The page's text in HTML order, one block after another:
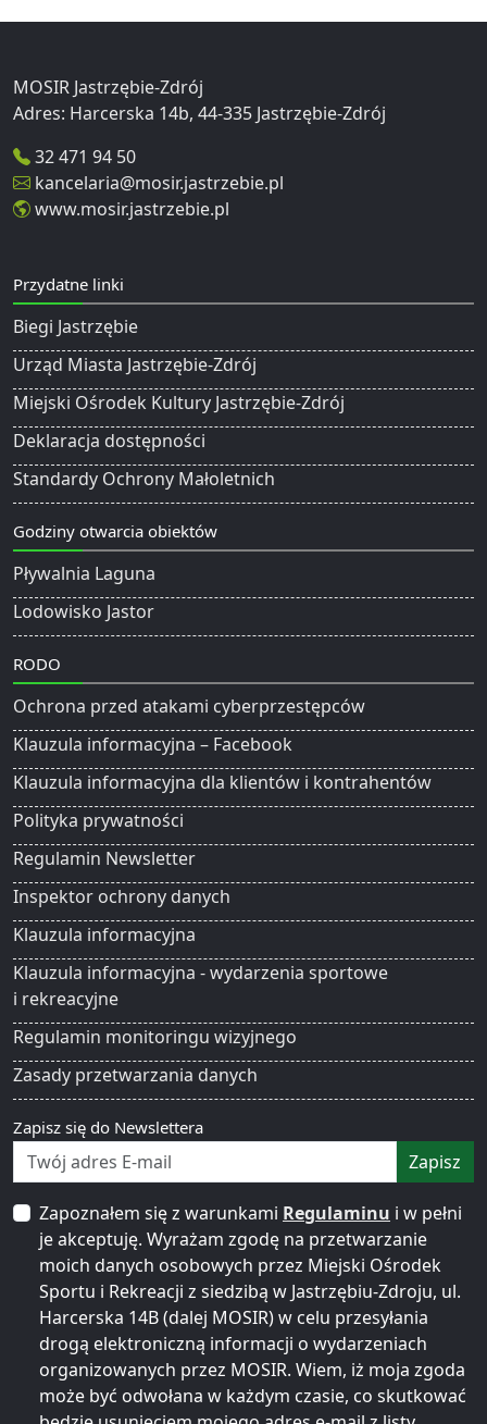
MOSIR Jastrzębie-Zdrój
32 471 94 50
kancelaria@mosir.jastrzebie.pl
www.mosir.jastrzebie.pl
Przydatne linki
Biegi Jastrzębie
Urząd Miasta Jastrzębie-Zdrój
Miejski Ośrodek Kultury Jastrzębie-Zdrój
Deklaracja dostępności
Standardy Ochrony Małoletnich
Godziny otwarcia obiektów
Pływalnia Laguna
Lodowisko Jastor
RODO
Ochrona przed atakami cyberprzestępców
Klauzula informacyjna – Facebook
Klauzula informacyjna dla klientów i kontrahentów
Polityka prywatności
Regulamin Newsletter
Inspektor ochrony danych
Klauzula informacyjna
Klauzula informacyjna - wydarzenia sportowe
i rekreacyjne
Regulamin monitoringu wizyjnego
Zasady przetwarzania danych
Zapisz się do Newslettera
Zapisz
Zapoznałem się z warunkami Regulaminu i w pełni
je akceptuję. Wyrażam zgodę na przetwarzanie
moich danych osobowych przez Miejski Ośrodek
Sportu i Rekreacji z siedzibą w Jastrzębiu-Zdroju, ul.
Harcerska 14B (dalej MOSIR) w celu przesyłania
drogą elektroniczną informacji o wydarzeniach
organizowanych przez MOSIR. Wiem, iż moja zgoda
może być odwołana w każdym czasie, co skutkować